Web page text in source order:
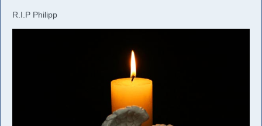
R.I.P Philipp